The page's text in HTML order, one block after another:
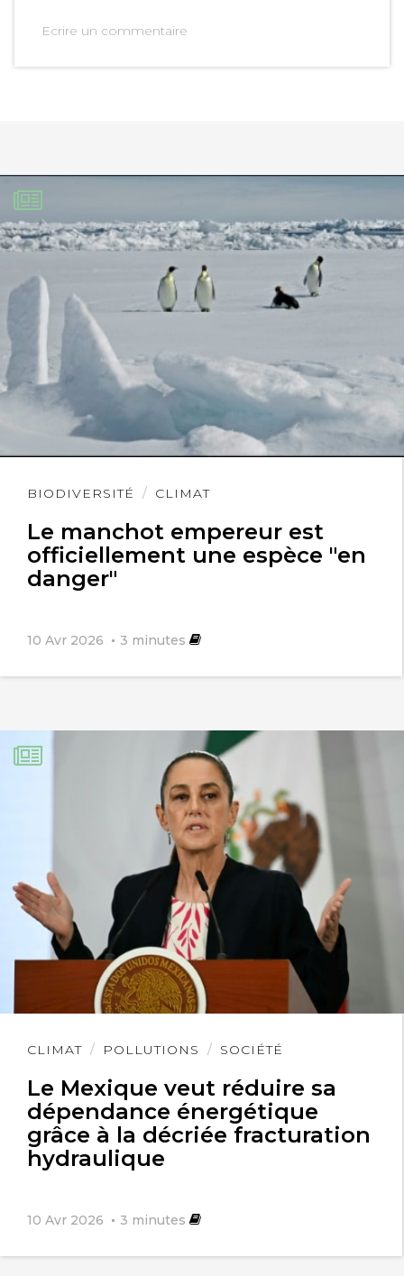
Ecrire un commentaire
BIODIVERSITÉ CLIMAT
Le manchot empereur est
officiellement une espèce "en
danger"
10 Avr 2026 3 minutes
Lire
CLIMAT POLLUTIONS SOCIÉTÉ
Le Mexique veut réduire sa
dépendance énergétique
grâce à la décriée fracturation
hydraulique
10 Avr 2026 3 minutes
Lire